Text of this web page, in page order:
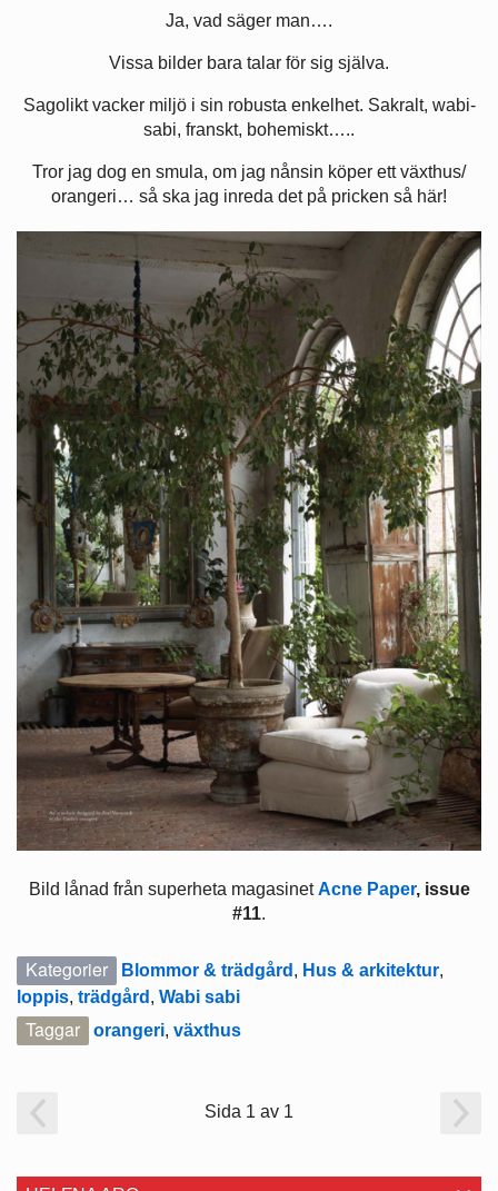
Ja, vad säger man….
Vissa bilder bara talar för sig själva.
Sagolikt vacker miljö i sin robusta enkelhet. Sakralt, wabi-
sabi, franskt, bohemiskt…..
Tror jag dog en smula, om jag nånsin köper ett växthus/
orangeri… så ska jag inreda det på pricken så här!
Bild lånad från superheta magasinetAcne Paper, issue
#11.
Kategorier Blommor & trädgård , Hus & arkitektur,
loppis, trädgård , Wabi sabi
Taggar orangeri, växthus
Sida 1 av 1